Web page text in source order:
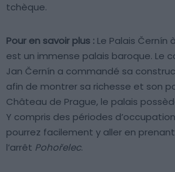
tchèque.
Pour en savoir plus : Le Palais Černín à
est un immense palais baroque. Le
Jan Černín a commandé sa
afin de montrer sa richesse et son
Château de Prague, le palais
Y compris des périodes
pourrez facilement y aller en prenant
l’arrêt Pohořelec.